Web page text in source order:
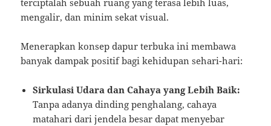
terciptalah sebuah ruang yang terasa lebih luas,
mengalir, dan minim sekat visual.
Menerapkan konsep dapur terbuka ini membawa
banyak dampak positif bagi kehidupan sehari-hari:
Sirkulasi Udara dan Cahaya yang Lebih Baik:
Tanpa adanya dinding penghalang, cahaya
matahari dari jendela besar dapat menyebar